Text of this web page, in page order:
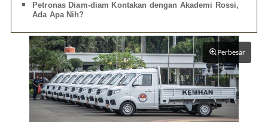
Petronas Diam-diam Kontakan dengan Akademi Rossi,
Ada Apa Nih?
Perbesar